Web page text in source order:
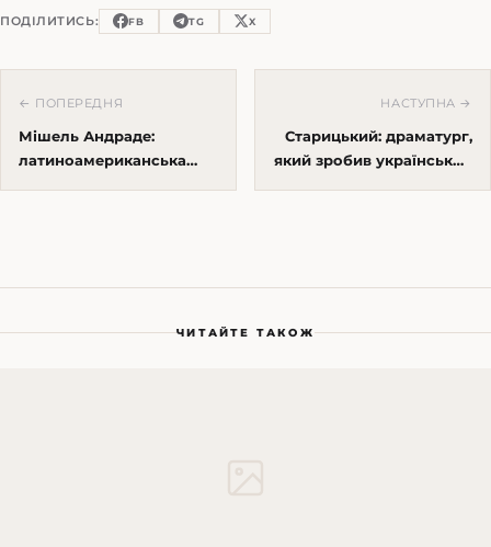
ПОДІЛИТИСЬ: FB TG X
← ПОПЕРЕДНЯ
Мішель Андраде:
латиноамериканська
НАСТУПНА →
Старицький: драматург,
який зробив український
ЧИТАЙТЕ ТАКОЖ